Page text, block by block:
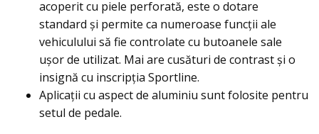
acoperit cu piele perforată, este o dotare
standard și permite ca numeroase funcții ale
vehiculului să fie controlate cu butoanele sale
ușor de utilizat. Mai are cusături de contrast şi o
insignă cu inscripţia Sportline.
Aplicaţii cu aspect de aluminiu sunt folosite pentru
setul de pedale.